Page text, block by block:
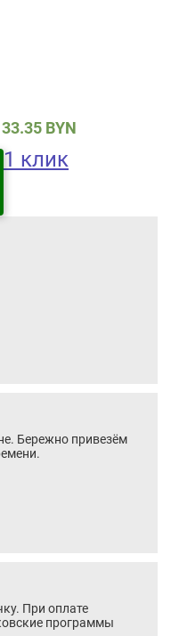
33.35 BYN
1 клик
Бережно привезём
При оплате
программы